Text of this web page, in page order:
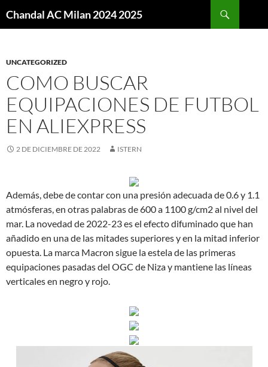
Chandal AC Milan 2024 2025
UNCATEGORIZED
COMO BUSCAR
EQUIPACIONES DE FUTBOL
EN ALIEXPRESS
2 DE DICIEMBRE DE 2022 ISTERN
Además, debe de contar con una presión adecuada de 0.6 y 1.1
atmósferas, en otras palabras de 600 a 1100 g/cm2 al nivel del
mar. La novedad de 2022-23 es el efecto difuminado que han
añadido en una de las mitades superiores y en la mitad inferior
opuesta. La marca Macron sigue la estela de las primeras
equipaciones pasadas del OGC de Niza y mantiene las líneas
verticales en negro y rojo.